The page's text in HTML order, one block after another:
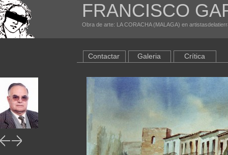
FRANCISCO
Obra de arte: LA CORACHA (MALAGA) en
Contactar Galeria Crítica